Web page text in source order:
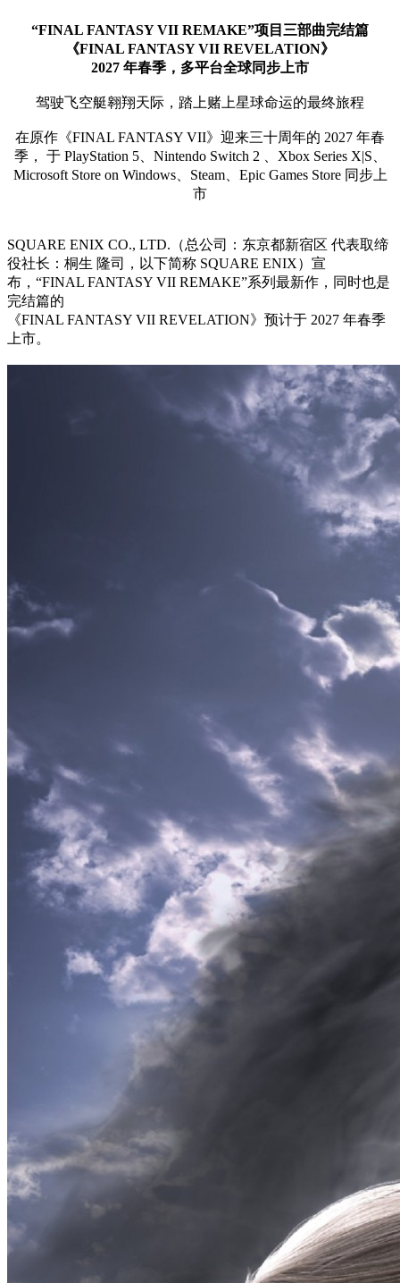
“FINAL FANTASY VII REMAKE”项目三部曲完结篇
《FINAL FANTASY VII REVELATION》
2027 年春季，多平台全球同步上市
驾驶飞空艇翱翔天际，踏上赌上星球命运的最终旅程
在原作《FINAL FANTASY VII》迎来三十周年的 2027 年春
季， 于 PlayStation 5、Nintendo Switch 2 、Xbox Series X|S、
Microsoft Store on Windows、Steam、Epic Games Store 同步上
市
SQUARE ENIX CO., LTD.（总公司：东京都新宿区 代表取缔
役社长：桐生 隆司，以下简称 SQUARE ENIX）宣
布，“FINAL FANTASY VII REMAKE”系列最新作，同时也是
完结篇的
《FINAL FANTASY VII REVELATION》预计于 2027 年春季
上市。